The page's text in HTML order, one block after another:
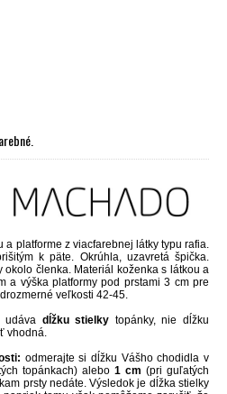
platforme z viacfarebnej látky typu rafia.
k päte. Okrúhla, uzavretá špička.
členka. Materiál koženka s látkou a
a výška platformy pod prstami 3 cm pre
veľkosti 42-45.
udáva dĺžku stielky topánky, nie dĺžku
vhodná.
odmerajte si dĺžku Vášho chodidla v
topánkach) alebo 1 cm (pri guľatých
prsty nedáte. Výsledok je dĺžka stielky